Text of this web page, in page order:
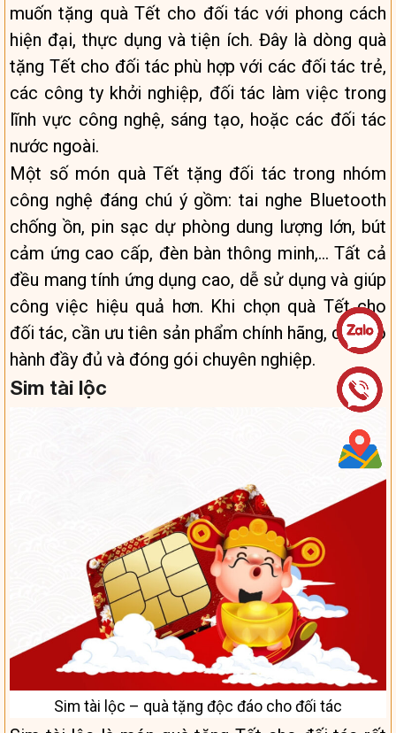
muốn tặng quà Tết cho đối tác với phong cách
hiện đại, thực dụng và tiện ích. Đây là dòng quà
tặng Tết cho đối tác phù hợp với các đối tác trẻ,
các công ty khởi nghiệp, đối tác làm việc trong
lĩnh vực công nghệ, sáng tạo, hoặc các đối tác
nước ngoài.
Một số món quà Tết tặng đối tác trong nhóm
công nghệ đáng chú ý gồm: tai nghe Bluetooth
chống ồn, pin sạc dự phòng dung lượng lớn, bút
cảm ứng cao cấp, đèn bàn thông minh,… Tất cả
đều mang tính ứng dụng cao, dễ sử dụng và giúp
công việc hiệu quả hơn. Khi chọn quà Tết cho
đối tác, cần ưu tiên sản phẩm chính hãng, có bảo
hành đầy đủ và đóng gói chuyên nghiệp.
Sim tài lộc
Sim tài lộc – quà tặng độc đáo cho đối tác